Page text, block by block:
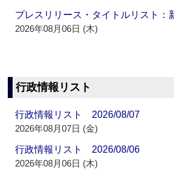
プレスリリース・タイトルリスト
2026年08月06日 (木)
行政情報リスト
行政情報リスト 2026/08/07
2026年08月07日 (金)
行政情報リスト 2026/08/06
2026年08月06日 (木)